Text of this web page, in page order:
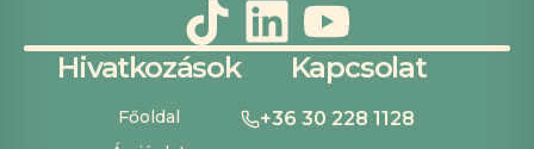
Hivatkozások
Főoldal
Kapcsolat
+36 30 228 1128